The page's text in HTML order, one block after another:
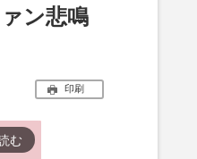
ン悲鳴
印刷
む